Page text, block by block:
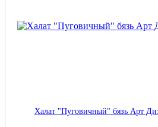
Халат "Пуговичный" бязь Арт